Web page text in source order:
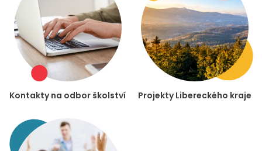
Kontakty na odbor školství Projekty Libereckého kraje